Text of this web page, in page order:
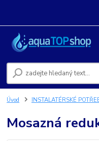
Úvod INSTALATÉRSKÉ
Mosazná